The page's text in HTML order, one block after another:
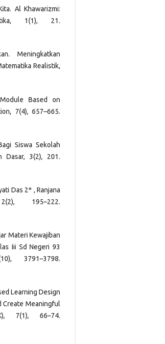
Al Khawarizmi:
1(1), 21.
Meningkatkan
Realistik,
Based on
7(4), 657–665.
Siswa Sekolah
Dasar, 3(2), 201.
Das 2* , Ranjana
195–222.
Materi Kewajiban
Iii Sd Negeri 93
3791–3798.
Learning Design
Create Meaningful
7(1), 66–74.